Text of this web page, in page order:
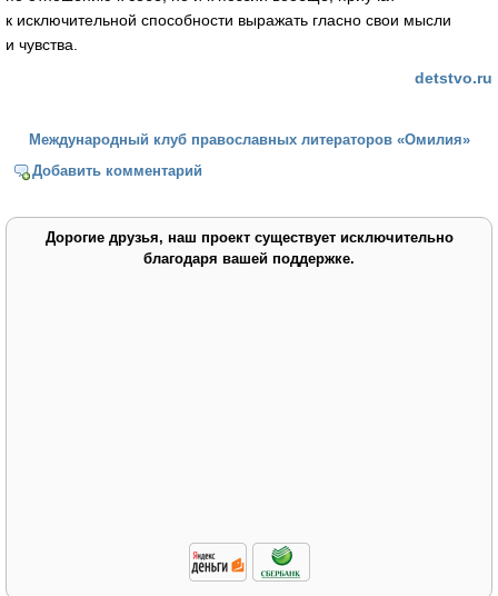
к исключительной способности выражать гласно свои мысли
и чувства.
detstvo.ru
Международный клуб православных литераторов «Омилия»
Добавить комментарий
Дорогие друзья, наш проект существует исключительно
благодаря вашей поддержке.